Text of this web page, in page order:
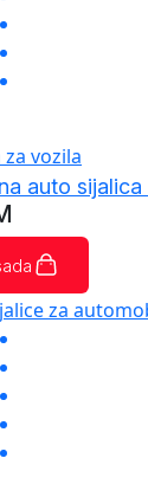
za vozila
auto